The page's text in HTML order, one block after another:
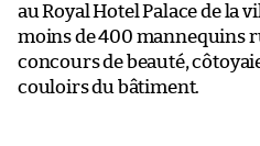
au Royal Hotel Palace de la
moins de 400 mannequins
concours de beauté,
couloirs du bâtiment.